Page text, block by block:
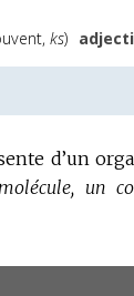
ks)
d’un
un